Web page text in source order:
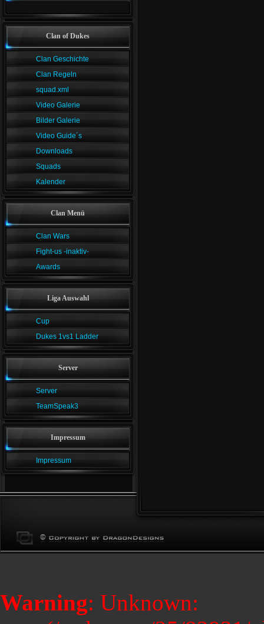
Clan of Dukes
Clan Geschichte
Clan Regeln
squad.xml
Video Galerie
Bilder Galerie
Video Guide´s
Downloads
Squads
Kalender
Clan Menü
Clan Wars
Fight-us -inaktiv-
Awards
Liga Auswahl
Cup
Dukes 1vs1 Ladder
Server
Server
TeamSpeak3
Impressum
Impressum
Warning: Unknown: